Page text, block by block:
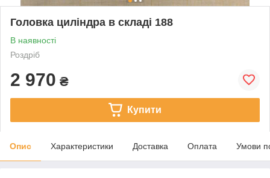
Головка циліндра в складі 188
В наявності
Роздріб
2 970 ₴
Купити
Опис Характеристики Доставка Оплата Умови